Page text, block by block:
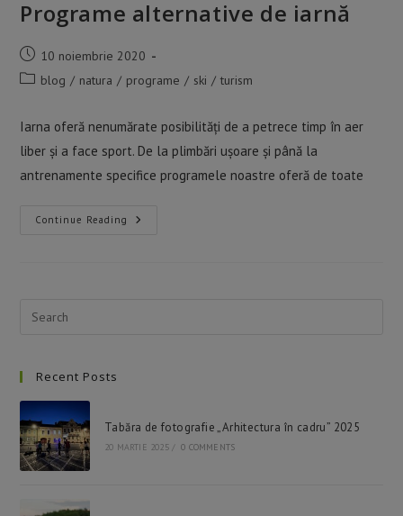
Programe alternative de iarnă
Post
published:
10 noiembrie 2020
Postblog / natura / programe / ski / turism
Iarna oferă nenumărate posibilități de a petrece timp în aer
liber și a face sport. De la plimbări ușoare și până la
antrenamente specifice programele noastre oferă de toate
Continue Reading Programe
Recent Posts
Tabăra de fotografie „Arhitectura în cadru” 2025
20 MARTIE 2025 / 0 COMMENTS